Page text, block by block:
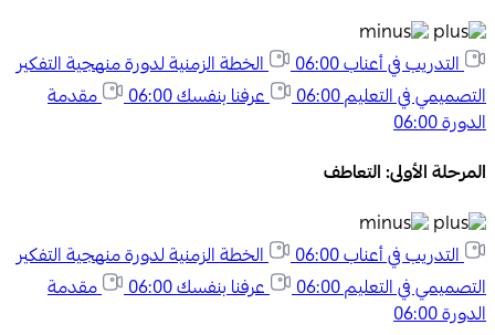
التدريب في أعناب06:00
الخطة الزمنية لدورة منهجية التفكير
التصميمي في التعليم06:00 عرفنا بنفسك06:00
مقدمة
الدورة06:00
المرحلة الأولى: التعاطف
التدريب في أعناب06:00
الخطة الزمنية لدورة منهجية التفكير
التصميمي في التعليم06:00 عرفنا بنفسك06:00
مقدمة
الدورة06:00